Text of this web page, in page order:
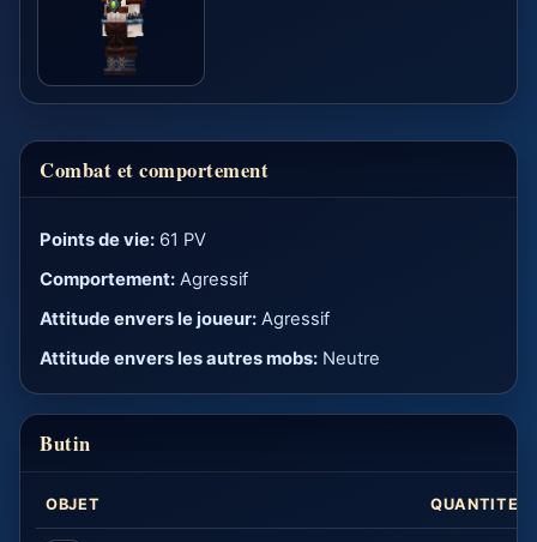
Combat et comportement
Points de vie: 61 PV
Comportement: Agressif
Attitude envers le joueur: Agressif
Attitude envers les autres mobs: Neutre
Butin
OBJET QUANTITE